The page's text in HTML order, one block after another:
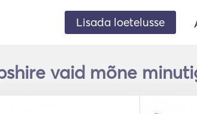
Lisada loetelusse
vaid mõne